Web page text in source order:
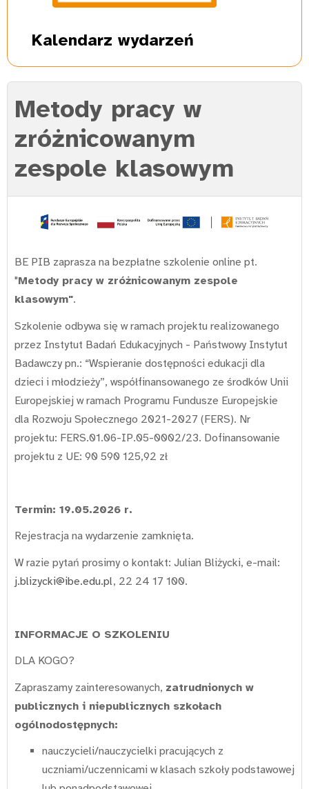
Kalendarz wydarzeń
Metody pracy w
zróżnicowanym
zespole klasowym
BE PIB zaprasza na bezpłatne szkolenie online pt.
"Metody pracy w zróżnicowanym zespole
klasowym".
Szkolenie odbywa się w ramach projektu realizowanego
przez Instytut Badań Edukacyjnych - Państwowy Instytut
Badawczy pn.: “Wspieranie dostępności edukacji dla
dzieci i młodzieży”, współfinansowanego ze środków Unii
Europejskiej w ramach Programu Fundusze Europejskie
dla Rozwoju Społecznego 2021-2027 (FERS). Nr
projektu: FERS.01.06-IP.05-0002/23. Dofinansowanie
projektu z UE: 90 590 125,92 zł
Termin: 19.05.2026 r.
Rejestracja na wydarzenie zamknięta.
W razie pytań prosimy o kontakt: Julian Bliżycki, e-mail:
j.blizycki@ibe.edu.pl, 22 24 17 100.
INFORMACJE O SZKOLENIU
DLA KOGO?
Zapraszamy zainteresowanych, zatrudnionych w
publicznych i niepublicznych szkołach
ogólnodostępnych:
nauczycieli/nauczycielki pracujących z
uczniami/uczennicami w klasach szkoły podstawowej